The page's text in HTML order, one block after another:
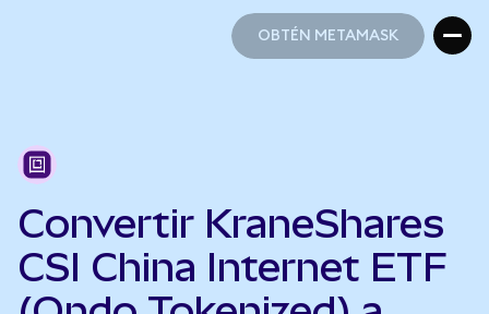
OBTÉN METAMASK
Convertir KraneShares
CSI China Internet ETF